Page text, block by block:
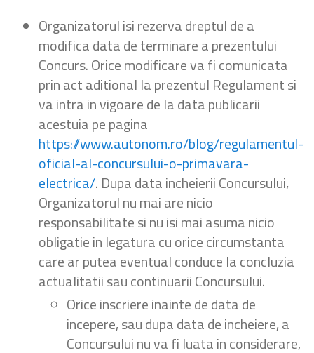
Organizatorul isi rezerva dreptul de a
modifica data de terminare a prezentului
Concurs. Orice modificare va fi comunicata
prin act aditional la prezentul Regulament si
va intra in vigoare de la data publicarii
acestuia pe pagina
https://www.autonom.ro/blog/regulamentul-
oficial-al-concursului-o-primavara-
electrica/. Dupa data incheierii Concursului,
Organizatorul nu mai are nicio
responsabilitate si nu isi mai asuma nicio
obligatie in legatura cu orice circumstanta
care ar putea eventual conduce la concluzia
actualitatii sau continuarii Concursului.
Orice inscriere inainte de data de
incepere, sau dupa data de incheiere, a
Concursului nu va fi luata in considerare,